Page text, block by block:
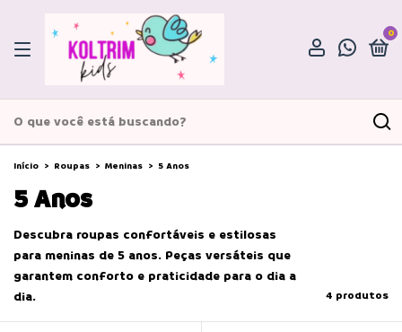
0
Início > Roupas > Meninas > 5 Anos
5 Anos
Descubra roupas confortáveis e estilosas
para meninas de 5 anos. Peças versáteis que
garantem conforto e praticidade para o dia a
dia.
4 produtos